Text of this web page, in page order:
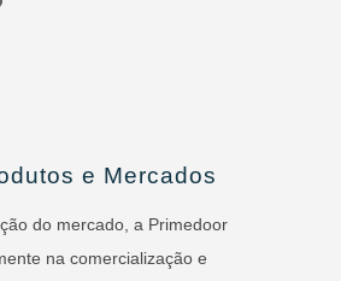
e Mercados
do mercado, a Primedoor
na comercialização e